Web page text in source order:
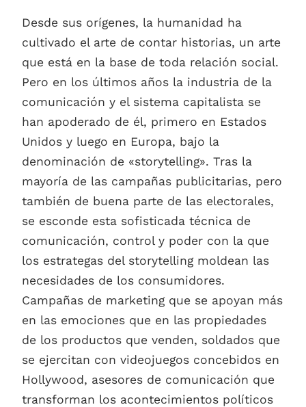
Desde sus orígenes, la humanidad ha
cultivado el arte de contar historias, un arte
que está en la base de toda relación social.
Pero en los últimos años la industria de la
comunicación y el sistema capitalista se
han apoderado de él, primero en Estados
Unidos y luego en Europa, bajo la
denominación de «storytelling». Tras la
mayoría de las campañas publicitarias, pero
también de buena parte de las electorales,
se esconde esta sofisticada técnica de
comunicación, control y poder con la que
los estrategas del storytelling moldean las
necesidades de los consumidores.
Campañas de marketing que se apoyan más
en las emociones que en las propiedades
de los productos que venden, soldados que
se ejercitan con videojuegos concebidos en
Hollywood, asesores de comunicación que
transforman los acontecimientos políticos